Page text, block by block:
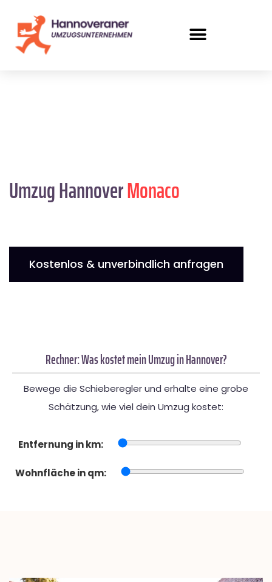
Umzug HannoverMonaco
Kostenlos & unverbindlich anfragen
Rechner: Was kostet mein Umzug in Hannover?
Bewege die Schieberegler und erhalte eine grobe
Schätzung, wie viel dein Umzug kostet:
Entfernung in km:
Wohnfläche in qm: